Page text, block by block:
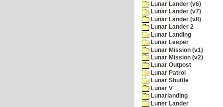
Lunar Lander (v6)
Lunar Lander (v7)
Lunar Lander (v8)
Lunar Lander 2
Lunar Landing
Lunar Leeper
Lunar Mission (v1)
Lunar Mission (v2)
Lunar Outpost
Lunar Patrol
Lunar Shuttle
Lunar V
Lunarlanding
Luner Lander